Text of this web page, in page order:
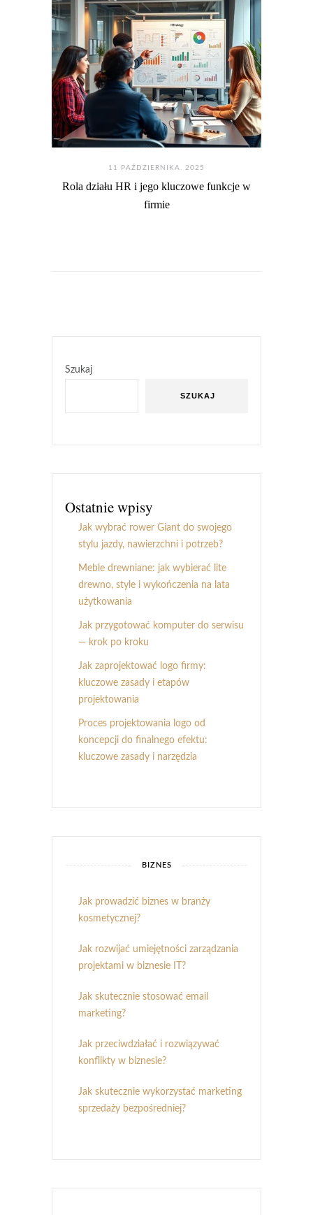
11 PAŹDZIERNIKA. 2025
Rola działu HR i jego kluczowe funkcje w
firmie
Szukaj
SZUKAJ
Ostatnie wpisy
Jak wybrać rower Giant do swojego
stylu jazdy, nawierzchni i potrzeb?
Meble drewniane: jak wybierać lite
drewno, style i wykończenia na lata
użytkowania
Jak przygotować komputer do serwisu
— krok po kroku
Jak zaprojektować logo firmy:
kluczowe zasady i etapów
projektowania
Proces projektowania logo od
koncepcji do finalnego efektu:
kluczowe zasady i narzędzia
BIZNES
Jak prowadzić biznes w branży
kosmetycznej?
Jak rozwijać umiejętności zarządzania
projektami w biznesie IT?
Jak skutecznie stosować email
marketing?
Jak przeciwdziałać i rozwiązywać
konflikty w biznesie?
Jak skutecznie wykorzystać marketing
sprzedaży bezpośredniej?